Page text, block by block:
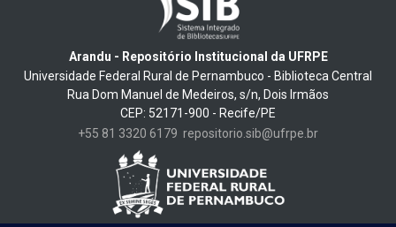
Arandu - Repositório Institucional da UFRPE
Universidade Federal Rural de Pernambuco - Biblioteca Central
Rua Dom Manuel de Medeiros, s/n, Dois Irmãos
CEP: 52171-900 - Recife/PE
+55 81 3320 6179 repositorio.sib@ufrpe.br